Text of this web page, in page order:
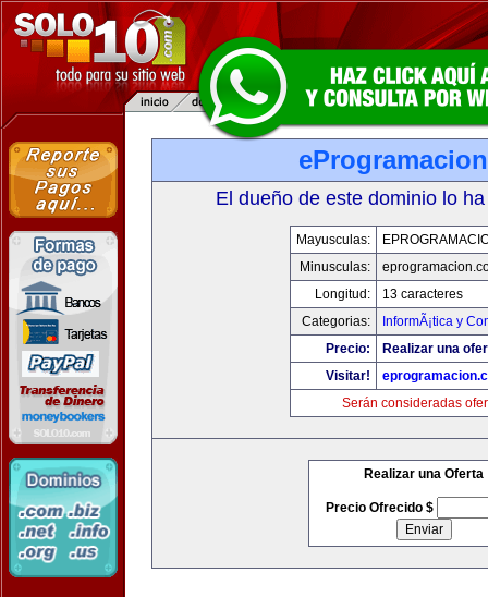
El dueño de este dominio lo
Mayusculas:
Minusculas:
Longitud:
13 caracteres
Categorias:
InformÃ¡tica y
Precio:
Realizar una
Visitar!
Serán consideradas
Realizar una Oferta
Precio Ofrecido $